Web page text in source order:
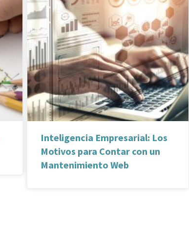
Inteligencia Empresarial: Los
Motivos para Contar con un
Mantenimiento Web